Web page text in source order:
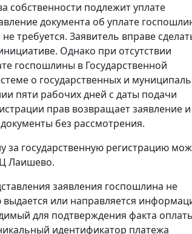
собственности подлежит уплате
документа об уплате
требуется. Заявитель вправе
Однако при отсутствии
госпошлины в Государственной
о государственных и
пяти рабочих дней с даты подачи
прав возвращает заявление и
без рассмотрения.
за государственную регистрацию
Лаишево.
заявления госпошлина не
выдается или направляется
для подтверждения факта
идентификатор платежа